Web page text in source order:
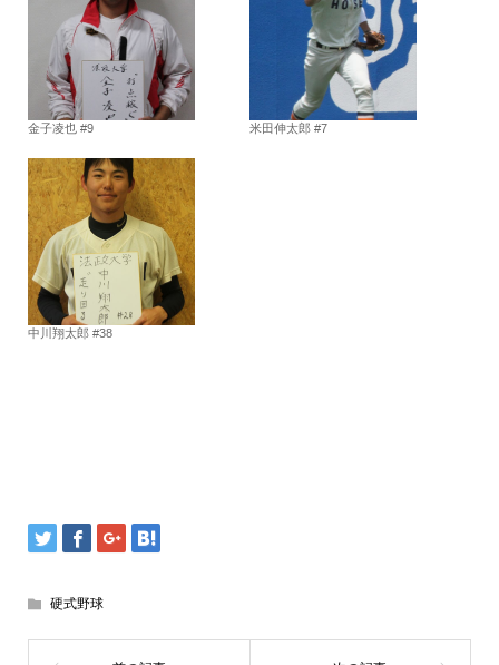
金子凌也 #9 米田伸太郎 #7
中川翔太郎 #38
硬式野球